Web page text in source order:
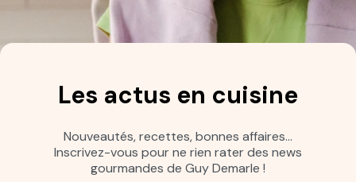
Les actus en cuisine
Nouveautés, recettes, bonnes affaires…
Inscrivez-vous pour ne rien rater des news
gourmandes de Guy Demarle !